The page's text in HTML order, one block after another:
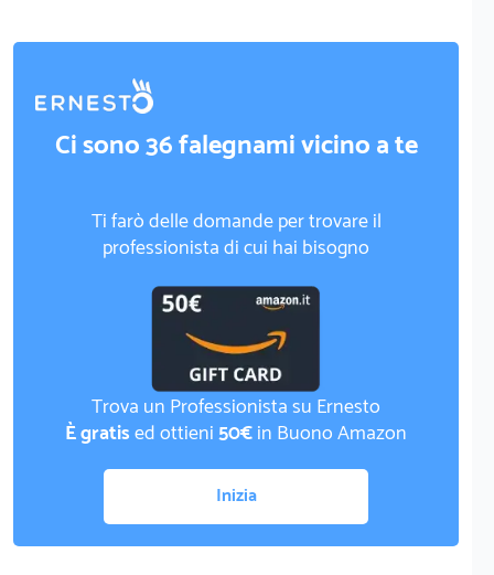
Ci sono 36 falegnami vicino a te
Ti farò delle domande per trovare il
professionista di cui hai bisogno
Trova un Professionista su Ernesto
È gratised ottieni50€in Buono Amazon
Inizia